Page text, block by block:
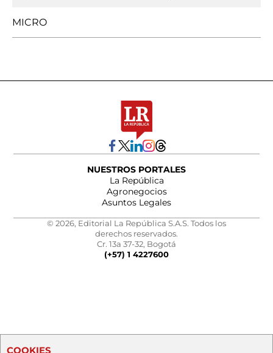
MICRO
NUESTROS PORTALES
La República
Agronegocios
Asuntos Legales
© 2026, Editorial La República S.A.S. Todos los
derechos reservados.
Cr. 13a 37-32, Bogotá
(+57) 1 4227600
COOKIES